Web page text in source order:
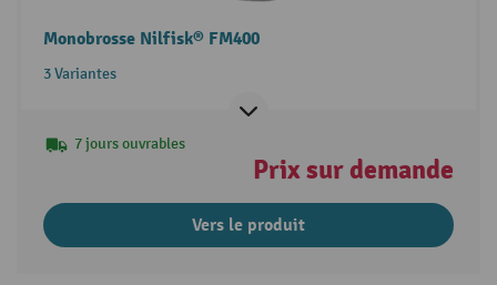
Monobrosse Nilfisk® FM400
3 Variantes
7 jours ouvrables
Prix sur demande
Vers le produit